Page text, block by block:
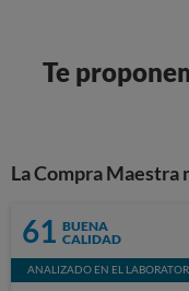
Te
La Compra Maestra
61 BUENA
CALIDAD
ANALIZADO EN EL